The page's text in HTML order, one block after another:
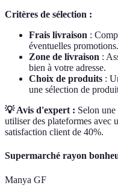
Critères de sélection :
Frais livraison :
éventuelles promotions.
Zone de livraison :
bien à votre adresse.
Choix de produits :
une sélection de
💡 Avis d'expert : Selon une
utiliser des plateformes avec
satisfaction client de 40%.
Supermarché rayon
Manya GF